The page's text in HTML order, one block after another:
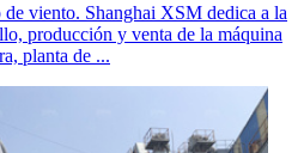
viento. Shanghai XSM dedica a la
producción y venta de la máquina
planta de ...